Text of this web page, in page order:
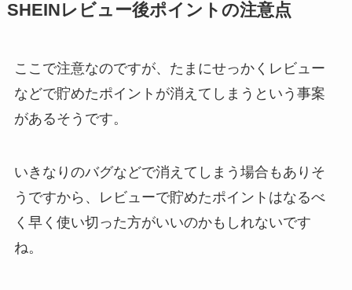
SHEINレビュー後ポイントの注意点
ここで注意なのですが、たまにせっかくレビュー
などで貯めたポイントが消えてしまうという事案
があるそうです。
いきなりのバグなどで消えてしまう場合もありそ
うですから、レビューで貯めたポイントはなるべ
く早く使い切った方がいいのかもしれないです
ね。